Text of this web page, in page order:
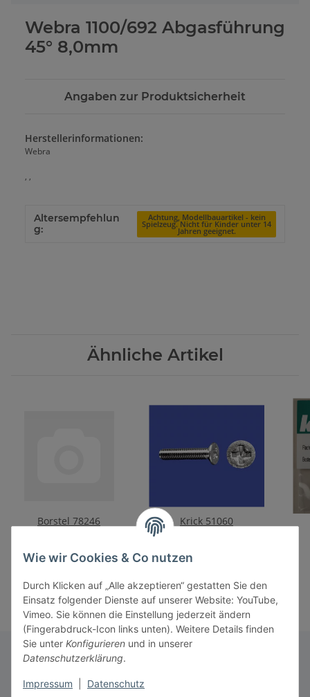
Webra 1100/692 Abgasführung
45° 8,0mm
Angaben zur Produktsicherheit
Herstellerinformationen:
Webra
, ,
Altersempfehlun
g:
Achtung, Modellbauartikel - kein
Spielzeug. Nicht für Kinder unter 14
Jahren geeignet.
Ähnliche Artikel
Borstel 78246
M2,5x8mm A2 E
2,10 €
Krick 51060
Informationen
Wie wir Cookies & Co nutzen
Durch Klicken auf „Alle akzeptieren“ gestatten Sie den
Einsatz folgender Dienste auf unserer Website: YouTube,
Vimeo. Sie können die Einstellung jederzeit ändern
(Fingerabdruck-Icon links unten). Weitere Details finden
Sie unter Konfigurieren und in unserer
Datenschutzerklärung.
Impressum Datenschutz